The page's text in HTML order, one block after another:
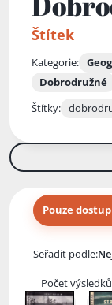
Štítek
Kategorie:
Dobrodružné
Štítky:
Pouze
Seřadit podle:
Počet